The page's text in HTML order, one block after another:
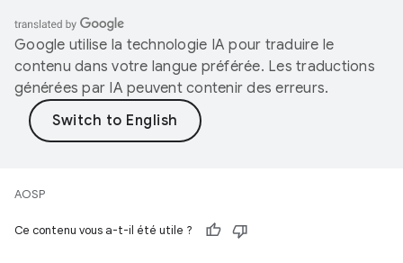
Google utilise la technologie IA pour traduire le
contenu dans votre langue préférée. Les traductions
générées par IA peuvent contenir des erreurs.
AOSP
Ce contenu vous a-t-il été utile ?